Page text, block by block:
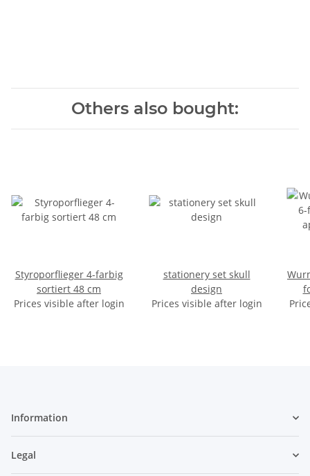
Others also bought:
Styroporflieger 4-farbig
sortiert 48 cm
Prices visible after login
stationery set skull
design
Prices visible after login
Information
Legal